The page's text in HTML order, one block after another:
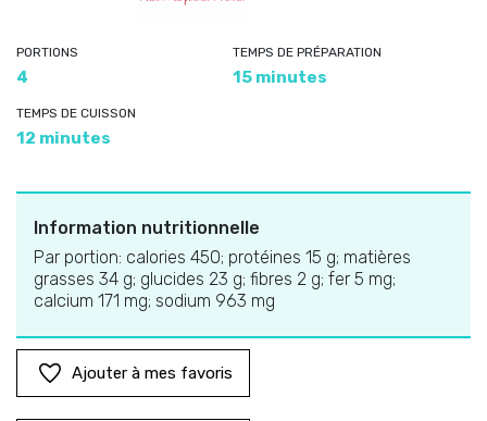
PORTIONS
4
TEMPS DE PRÉPARATION
15 minutes
TEMPS DE CUISSON
12 minutes
Information nutritionnelle
Par portion: calories 450; protéines 15 g; matières
grasses 34 g; glucides 23 g; fibres 2 g; fer 5 mg;
calcium 171 mg; sodium 963 mg
Ajouter à mes favoris